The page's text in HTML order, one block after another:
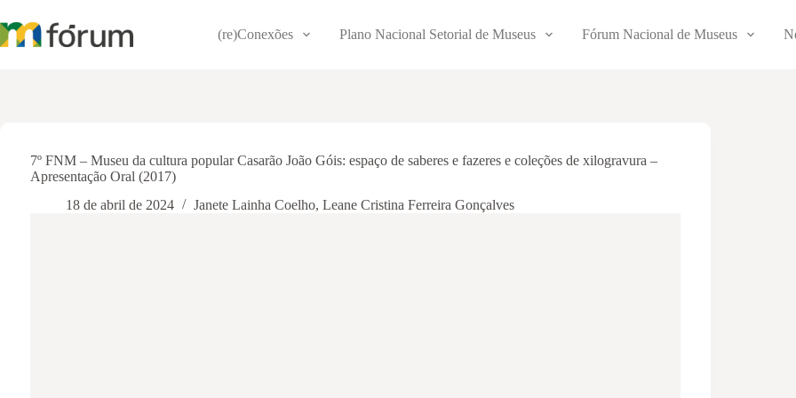
para
o
(re)Conexões Plano Nacional Setorial de Museus Fórum Nacional de Museus
7º FNM – Museu da cultura popular Casarão João Góis: espaço de saberes e fazeres e coleções de xilogravura –
Apresentação Oral (2017)
18 de abril de 2024
Janete Lainha Coelho, Leane Cristina Ferreira Gonçalves